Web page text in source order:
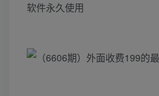
软件永久使用